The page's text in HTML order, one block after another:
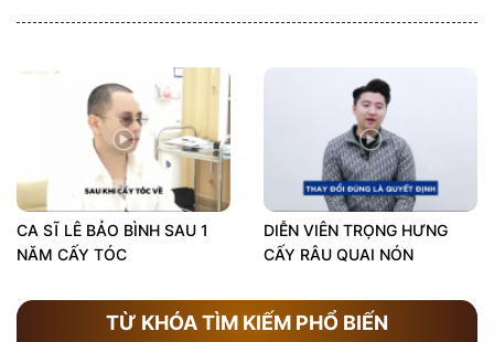
CA SĨ LÊ BẢO BÌNH SAU 1
NĂM CẤY TÓC
DIỄN VIÊN TRỌNG HƯNG
CẤY RÂU QUAI NÓN
TỪ KHÓA TÌM KIẾM PHỔ BIẾN